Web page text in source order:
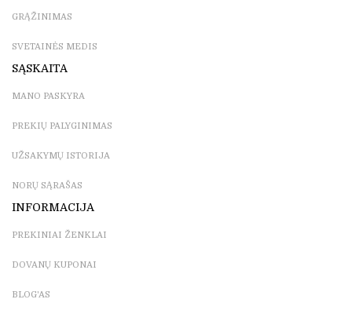
GRĄŽINIMAS
SVETAINĖS MEDIS
SĄSKAITA
MANO PASKYRA
PREKIŲ PALYGINIMAS
UŽSAKYMŲ ISTORIJA
NORŲ SĄRAŠAS
INFORMACIJA
PREKINIAI ŽENKLAI
DOVANŲ KUPONAI
BLOG'AS